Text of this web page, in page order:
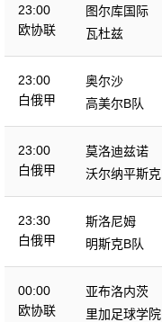
23:00
欧协联
图尔库国际
瓦杜兹
23:00
白俄甲
奥尔沙
高美尔B队
23:00
白俄甲
莫洛迪兹诺
沃尔纳平斯克
23:30
白俄甲
斯洛尼姆
明斯克B队
00:00
欧协联
亚布洛内茨
里加足球学院